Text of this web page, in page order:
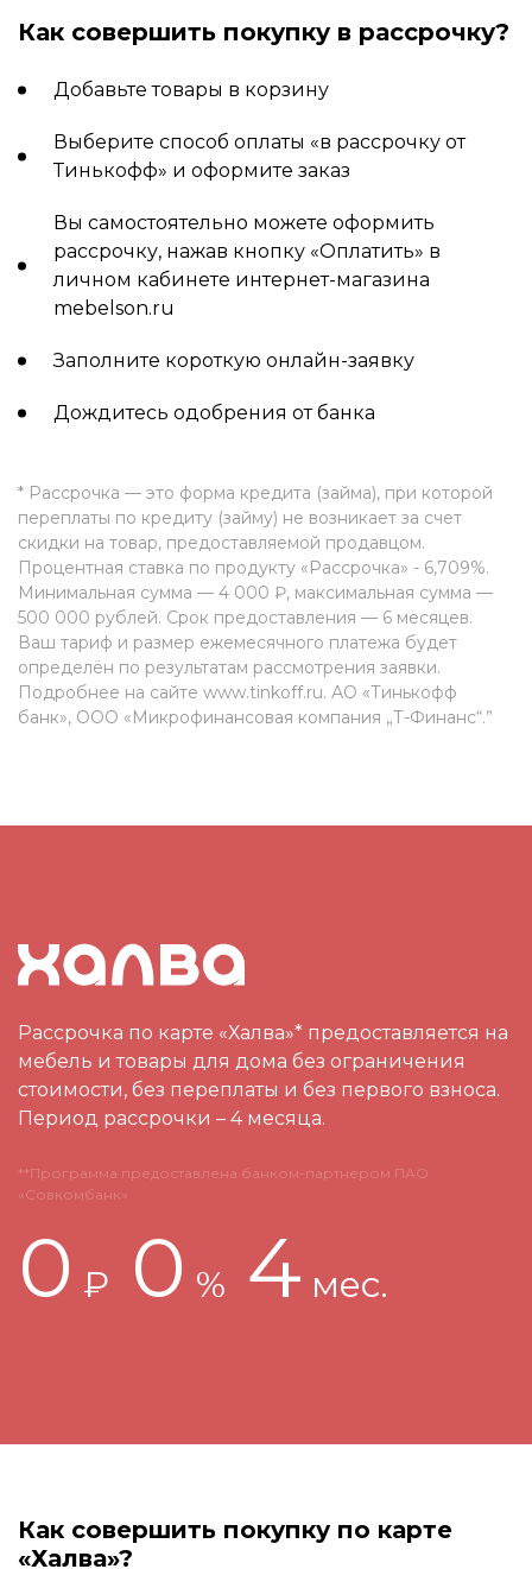
Как совершить покупку в рассрочку?
Добавьте товары в корзину
Выберите способ оплаты «в рассрочку от
Тинькофф» и оформите заказ
Вы самостоятельно можете оформить
рассрочку, нажав кнопку «Оплатить» в
личном кабинете интернет-магазина
mebelson.ru
Заполните короткую онлайн-заявку
Дождитесь одобрения от банка
* Рассрочка — это форма кредита (займа), при которой
переплаты по кредиту (займу) не возникает за счет
скидки на товар, предоставляемой продавцом.
Процентная ставка по продукту «Рассрочка» - 6,709%.
Минимальная сумма — 4 000 ₽, максимальная сумма —
500 000 рублей. Срок предоставления — 6 месяцев.
Ваш тариф и размер ежемесячного платежа будет
определён по результатам рассмотрения заявки.
Подробнее на сайте www.tinkoff.ru. АО «Тинькофф
банк», ООО «Микрофинансовая компания „Т-Финанс“.”
Рассрочка по карте «Халва»* предоставляется на
мебель и товары для дома без ограничения
стоимости, без переплаты и без первого взноса.
Период рассрочки – 4 месяца.
**Программа предоставлена банком-партнером ПАО
«Совкомбанк»
0 ₽ 0 % 4 мес.
Как совершить покупку по карте
«Халва»?